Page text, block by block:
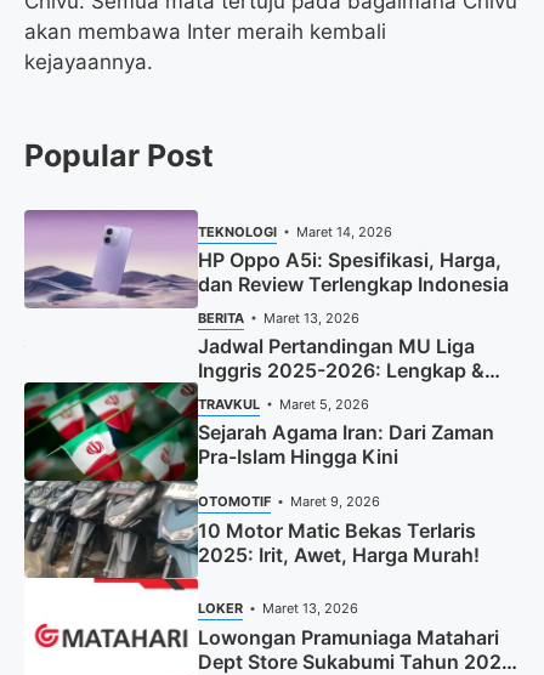
akan membawa Inter meraih kembali
kejayaannya.
Popular Post
TEKNOLOGI Maret 14, 2026
HP Oppo A5i: Spesifikasi, Harga,
dan Review Terlengkap Indonesia
BERITA Maret 13, 2026
Jadwal Pertandingan MU Liga
Inggris 2025-2026: Lengkap &
Terbaru
TRAVKUL Maret 5, 2026
Sejarah Agama Iran: Dari Zaman
Pra-Islam Hingga Kini
OTOMOTIF Maret 9, 2026
10 Motor Matic Bekas Terlaris
2025: Irit, Awet, Harga Murah!
LOKER Maret 13, 2026
Lowongan Pramuniaga Matahari
Dept Store Sukabumi Tahun 2025